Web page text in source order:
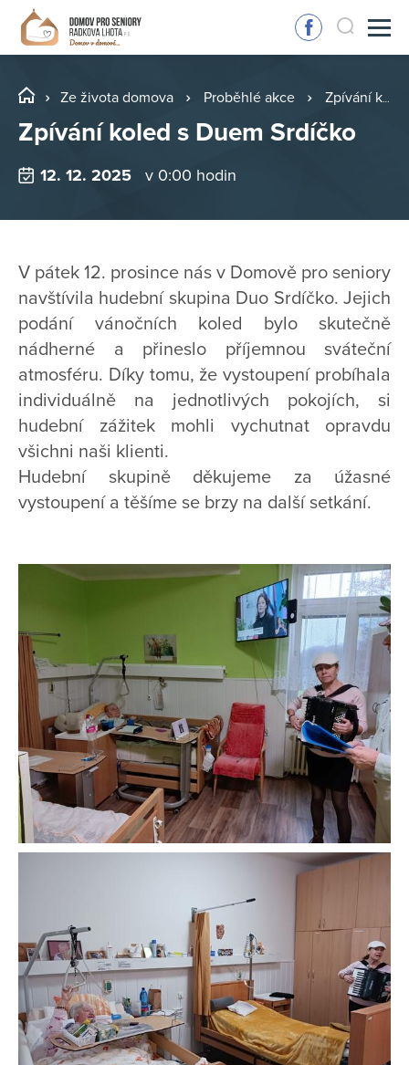
Ze života domova Proběhlé akce Zpívání koled s Duem Srdíčko
Zpívání koled s Duem Srdíčko
12. 12. 2025 v 0:00 hodin
V pátek 12. prosince nás v Domově pro seniory
navštívila hudební skupina Duo Srdíčko. Jejich
podání vánočních koled bylo skutečně
nádherné a přineslo příjemnou sváteční
atmosféru. Díky tomu, že vystoupení probíhala
individuálně na jednotlivých pokojích, si
hudební zážitek mohli vychutnat opravdu
všichni naši klienti.
Hudební skupině děkujeme za úžasné
vystoupení a těšíme se brzy na další setkání.